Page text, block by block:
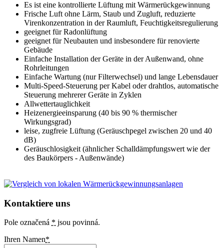
Es ist eine kontrollierte Lüftung mit Wärmerückgewinnung
Frische Luft ohne Lärm, Staub und Zugluft, reduzierte
Virenkonzentration in der Raumluft, Feuchtigkeitsregulierung
geeignet für Radonlüftung
geeignet für Neubauten und insbesondere für renovierte
Gebäude
Einfache Installation der Geräte in der Außenwand, ohne
Rohrleitungen
Einfache Wartung (nur Filterwechsel) und lange Lebensdauer
Multi-Speed-Steuerung per Kabel oder drahtlos, automatische
Steuerung mehrerer Geräte in Zyklen
Allwettertauglichkeit
Heizenergieeinsparung (40 bis 90 % thermischer
Wirkungsgrad)
leise, zugfreie Lüftung (Geräuschpegel zwischen 20 und 40
dB)
Geräuschlosigkeit (ähnlicher Schalldämpfungswert wie der
des Baukörpers - Außenwände)
Kontaktiere uns
Pole označená * jsou povinná.
Ihren Namen*